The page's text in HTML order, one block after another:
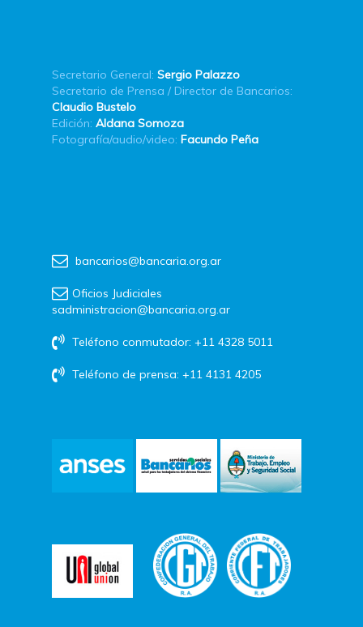
Secretario General: Sergio Palazzo
Secretario de Prensa / Director de Bancarios:
Claudio Bustelo
Edición: Aldana Somoza
Fotografía/audio/video: Facundo Peña
bancarios@bancaria.org.ar
Oficios Judiciales
sadministracion@bancaria.org.ar
Teléfono conmutador: +11 4328 5011
Teléfono de prensa: +11 4131 4205